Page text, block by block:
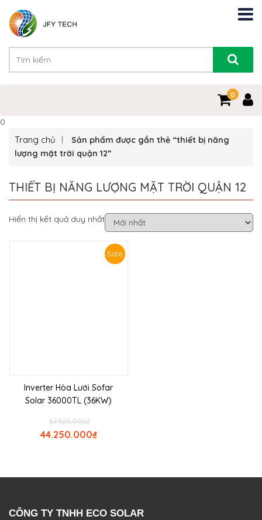
0
0
Trang chủ
Sản phẩm được gắn thẻ “thiết bị năng
lượng mặt trời quận 12”
THIẾT BỊ NĂNG LƯỢNG MẶT TRỜI QUẬN 12
Hiển thị kết quả duy nhất
Sale
Inverter Hòa Lưới Sofar
Solar 36000TL (36KW)
₫
57.525.000
₫
44.250.000
CÔNG TY TNHH ECO SOLAR